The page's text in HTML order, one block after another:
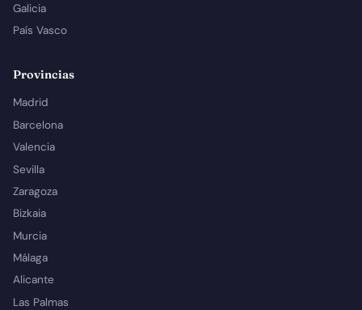
Galicia
País Vasco
Provincias
Madrid
Barcelona
Valencia
Sevilla
Zaragoza
Bizkaia
Murcia
Málaga
Alicante
Las Palmas